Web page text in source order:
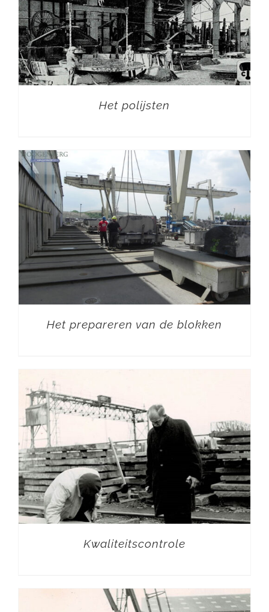
Het polijsten
Het prepareren van de blokken
Kwaliteitscontrole